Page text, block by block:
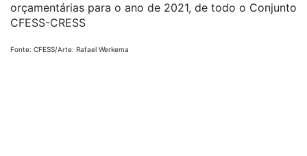
orçamentárias para o ano de 2021, de todo o Conjunto
CFESS-CRESS
Fonte: CFESS/Arte: Rafael Werkema